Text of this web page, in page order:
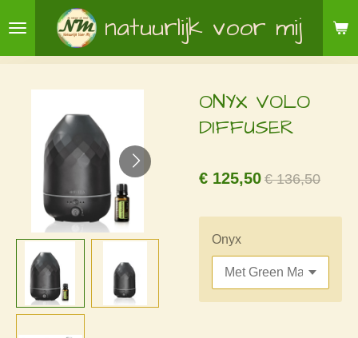
direct
naar
natuurlijk voor mij
ONYX VOLO
DIFFUSER
€ 125,50 € 136,50
Onyx